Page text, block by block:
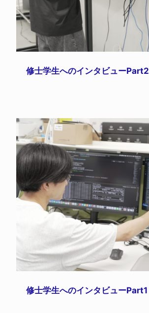
修士学生へのインタビューPart2
修士学生へのインタビューPart1